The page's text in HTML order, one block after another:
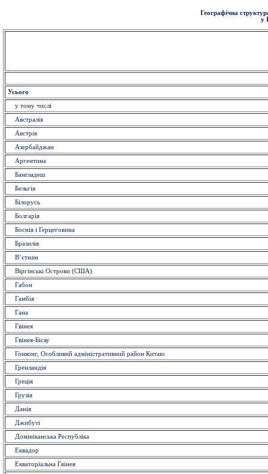
Географічна
у
Усього
у тому числі
Австралія
Австрія
Азербайджан
Аргентина
Бангладеш
Бельгія
Білорусь
Болгарія
Боснія і Герцеговина
Бразилія
В’єтнам
Віргінські Острови (США)
Габон
Гамбія
Гана
Гвінея
Гвінея-Бісау
Гонконг, Особливий адміністративний район Китаю
Гренландія
Греція
Грузія
Данія
Джибуті
Домініканська Республіка
Еквадор
Екваторіальна Гвінея